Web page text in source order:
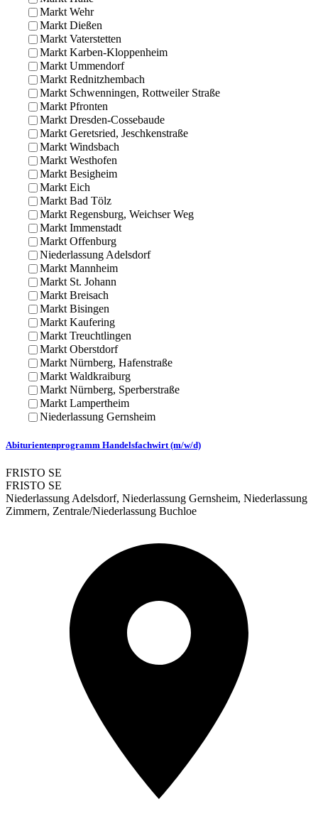
Markt Wehr
Markt Dießen
Markt Vaterstetten
Markt Karben-Kloppenheim
Markt Ummendorf
Markt Rednitzhembach
Markt Schwenningen, Rottweiler Straße
Markt Pfronten
Markt Dresden-Cossebaude
Markt Geretsried, Jeschkenstraße
Markt Windsbach
Markt Westhofen
Markt Besigheim
Markt Eich
Markt Bad Tölz
Markt Regensburg, Weichser Weg
Markt Immenstadt
Markt Offenburg
Niederlassung Adelsdorf
Markt Mannheim
Markt St. Johann
Markt Breisach
Markt Bisingen
Markt Kaufering
Markt Treuchtlingen
Markt Oberstdorf
Markt Nürnberg, Hafenstraße
Markt Waldkraiburg
Markt Nürnberg, Sperberstraße
Markt Lampertheim
Niederlassung Gernsheim
Abiturientenprogramm Handelsfachwirt (m/w/d)
FRISTO SE
FRISTO SE
Niederlassung Adelsdorf, Niederlassung Gernsheim, Niederlassung
Zimmern, Zentrale/Niederlassung Buchloe